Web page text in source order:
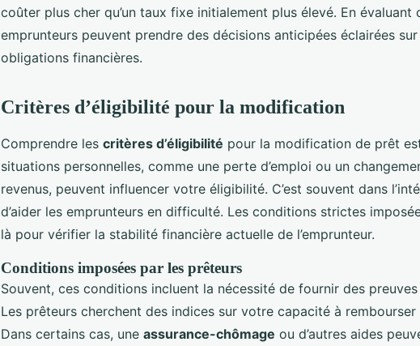
coûter plus cher qu’un taux fixe initialement plus élevé. En évaluant
emprunteurs peuvent prendre des décisions anticipées éclairées
obligations financières.
Critères d’éligibilité pour la modification
Comprendre les critères d’éligibilité pour la modification de prêt
situations personnelles, comme une perte d’emploi ou un
revenus, peuvent influencer votre éligibilité. C’est souvent dans
d’aider les emprunteurs en difficulté. Les conditions strictes
là pour vérifier la stabilité financière actuelle de l’emprunteur.
Conditions imposées par les prêteurs
Souvent, ces conditions incluent la nécessité de fournir des preuves
Les prêteurs cherchent des indices sur votre capacité à
Dans certains cas, une assurance-chômage ou d’autres aides